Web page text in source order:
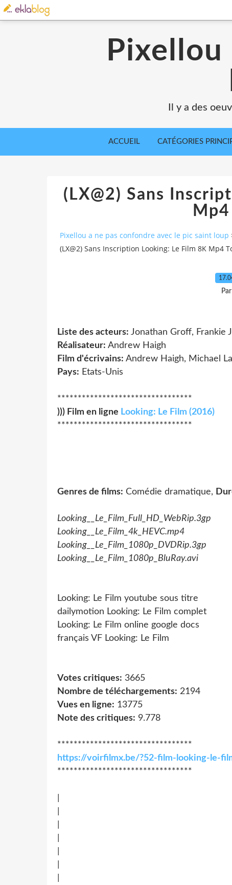
Il y a des
ACCUEIL CATÉGORIES
(LX@2) Sans
Pixellou a ne pas confondre avec le pic saint loup
(LX@2) Sans Inscription Looking: Le Film 8K Mp4
Liste des acteurs: Jonathan Groff, Frankie
Réalisateur: Andrew Haigh
Film d'écrivains: Andrew Haigh, Michael
Pays: Etats-Unis
*********************************
))) Film en ligne Looking: Le Film (2016)
*********************************
Genres de films: Comédie dramatique,
Looking__Le_Film_Full_HD_WebRip.3gp
Looking__Le_Film_4k_HEVC.mp4
Looking__Le_Film_1080p_DVDRip.3gp
Looking__Le_Film_1080p_BluRay.avi
Looking: Le Film youtube sous titre
dailymotion Looking: Le Film complet
Looking: Le Film online google docs
français VF Looking: Le Film
Votes critiques: 3665
Nombre de téléchargements: 2194
Vues en ligne: 13775
Note des critiques: 9.778
*********************************
https://voirfilmx.be/?52-film-looking-le-
*********************************